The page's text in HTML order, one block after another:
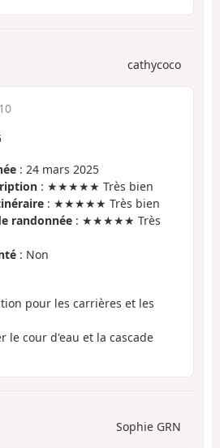
cathycoco
: 24 mars 2025
: ★★★★★ Très bien
: ★★★★★ Très bien
randonnée : ★★★★★ Très
: Non
pour les carrières et les
le cour d'eau et la cascade
Sophie GRN